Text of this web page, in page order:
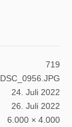
719
DSC_0956.JPG
24. Juli 2022
26. Juli 2022
6.000 × 4.000